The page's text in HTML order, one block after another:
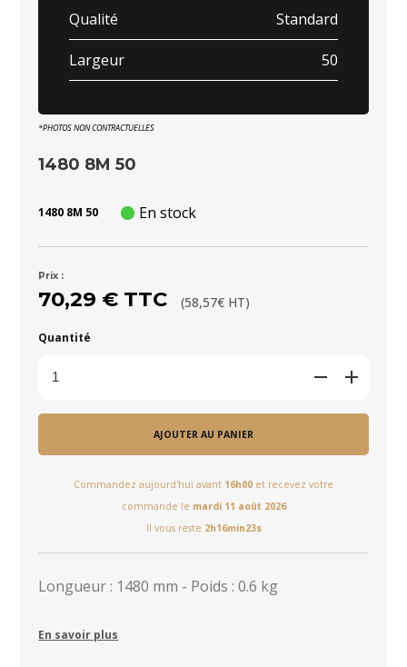
Qualité Standard
Largeur 50
*PHOTOS NON CONTRACTUELLES
1480 8M 50
1480 8M 50 En stock
Prix :
70,29 € TTC (58,57€ HT)
Quantité
AJOUTER AU PANIER
Commandez aujourd'hui avant 16h00 et recevez votre
commande le mardi 11 août 2026
Il vous reste 2h16min23s
Longueur : 1480 mm - Poids : 0.6 kg
En savoir plus